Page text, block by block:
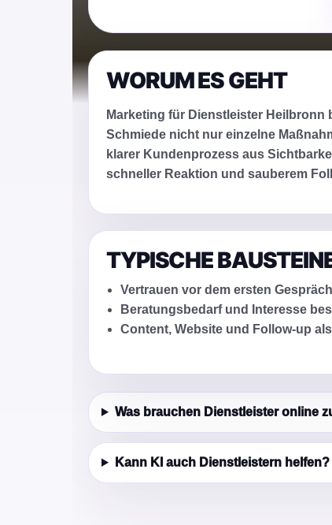
WORUM ES GEHT
Marketing für Dienstleister Heilbronn
Schmiede nicht nur einzelne
klarer Kundenprozess aus
schneller Reaktion und sauberem
TYPISCHE
Vertrauen vor dem ersten
Beratungsbedarf und Interesse
Content, Website und Follow-up
Was brauchen Dienstleister online
Kann KI auch Dienstleistern helfen?